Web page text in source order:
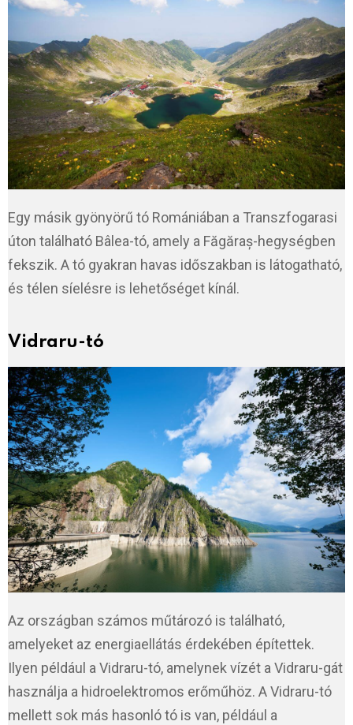
Egy másik gyönyörű tó Romániában a Transzfogarasi
úton található Bâlea-tó, amely a Făgăraș-hegységben
fekszik. A tó gyakran havas időszakban is látogatható,
és télen síelésre is lehetőséget kínál.
Vidraru-tó
Az országban számos műtározó is található,
amelyeket az energiaellátás érdekében építettek.
Ilyen például a Vidraru-tó, amelynek vízét a Vidraru-gát
használja a hidroelektromos erőműhöz. A Vidraru-tó
mellett sok más hasonló tó is van, például a